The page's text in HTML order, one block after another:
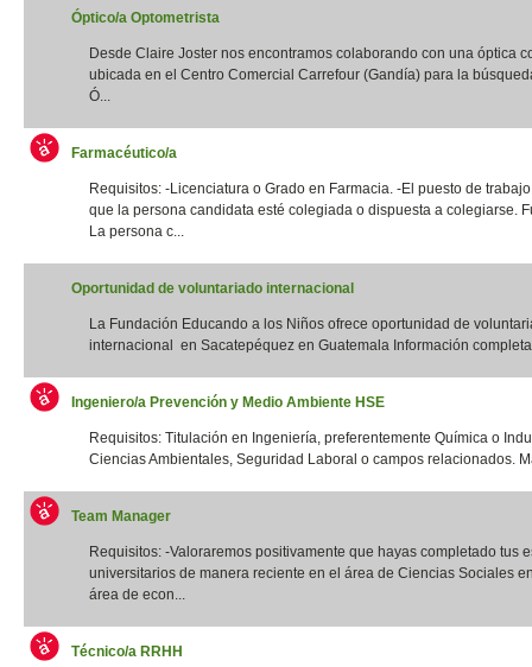
Óptico/a Optometrista
Desde Claire Joster nos encontramos colaborando con una óptica
ubicada en el Centro Comercial Carrefour (Gandía) para la
Ó...
Farmacéutico/a
Requisitos: -Licenciatura o Grado en Farmacia. -El puesto de
que la persona candidata esté colegiada o dispuesta a colegiarse.
La persona c...
Oportunidad de voluntariado internacional
La Fundación Educando a los Niños ofrece oportunidad de
internacional en Sacatepéquez en Guatemala Información
Ingeniero/a Prevención y Medio Ambiente HSE
Requisitos: Titulación en Ingeniería, preferentemente Química o
Ciencias Ambientales, Seguridad Laboral o campos relacionados.
Team Manager
Requisitos: -Valoraremos positivamente que hayas completado tus
universitarios de manera reciente en el área de Ciencias Sociales
área de econ...
Técnico/a RRHH